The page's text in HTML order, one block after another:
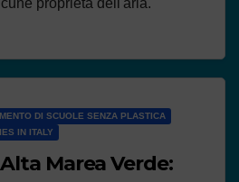
proprietà dell'aria.
DI SCUOLE SENZA PLASTICA
IN ITALY
Marea Verde: